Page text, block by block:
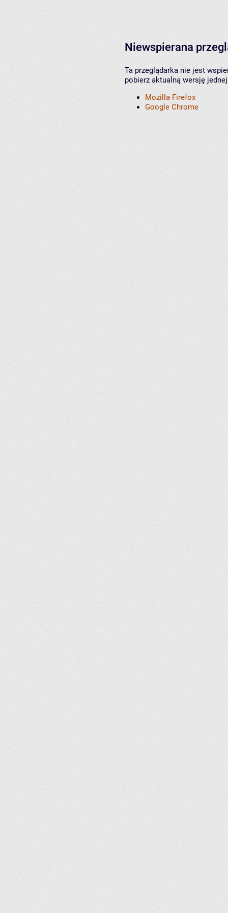
Niewspierana
Ta przeglądarka nie jest
pobierz aktualną wersję
Mozilla Firefox
Google Chrome